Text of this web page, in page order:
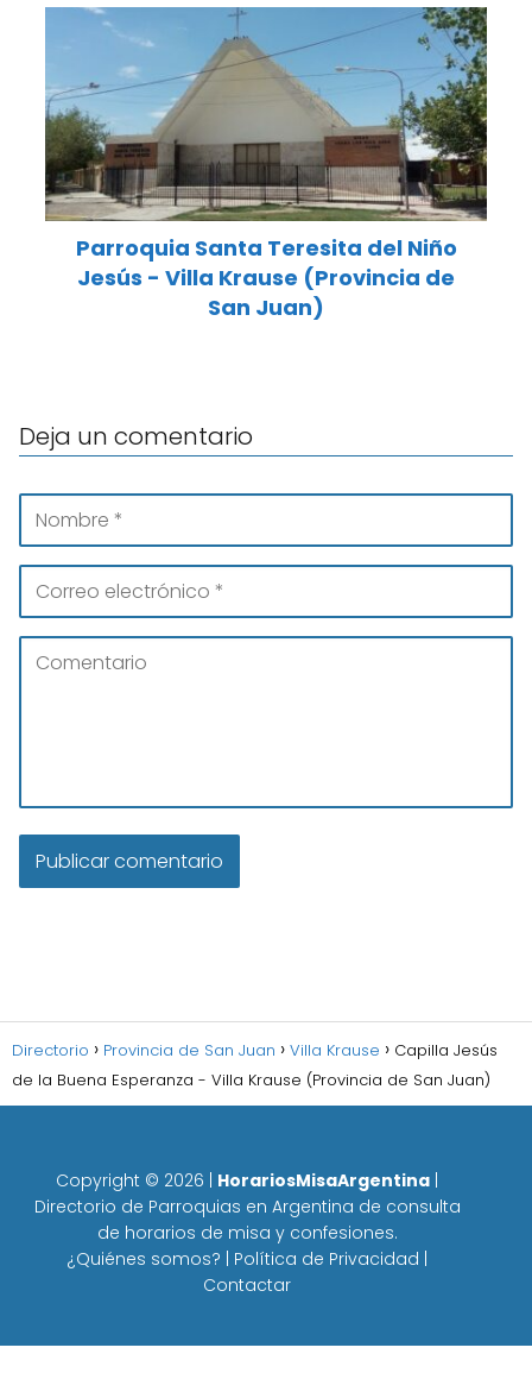
Parroquia Santa Teresita del Niño
Jesús - Villa Krause (Provincia de
San Juan)
Deja un comentario
Directorio Provincia de San Juan Villa Krause
Capilla Jesús
de la Buena Esperanza - Villa Krause (Provincia de San Juan)
Copyright © 2026 HorariosMisaArgentina
Directorio de Parroquias en Argentina de consulta
de horarios de misa y confesiones.
¿Quiénes somos?
Política de Privacidad
Contactar